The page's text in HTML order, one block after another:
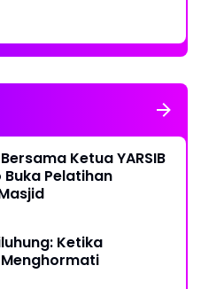
Ketua YARSIB
Pelatihan
Ketika